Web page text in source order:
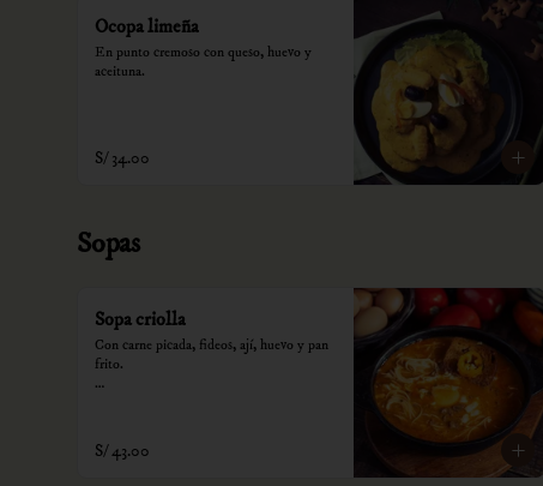
Ocopa limeña
En punto cremoso con queso, huevo y
aceituna.
S/ 34.00
Sopas
Sopa criolla
Con carne picada, fideos, ají, huevo y pan
frito.
recargo al consumo.
S/ 43.00